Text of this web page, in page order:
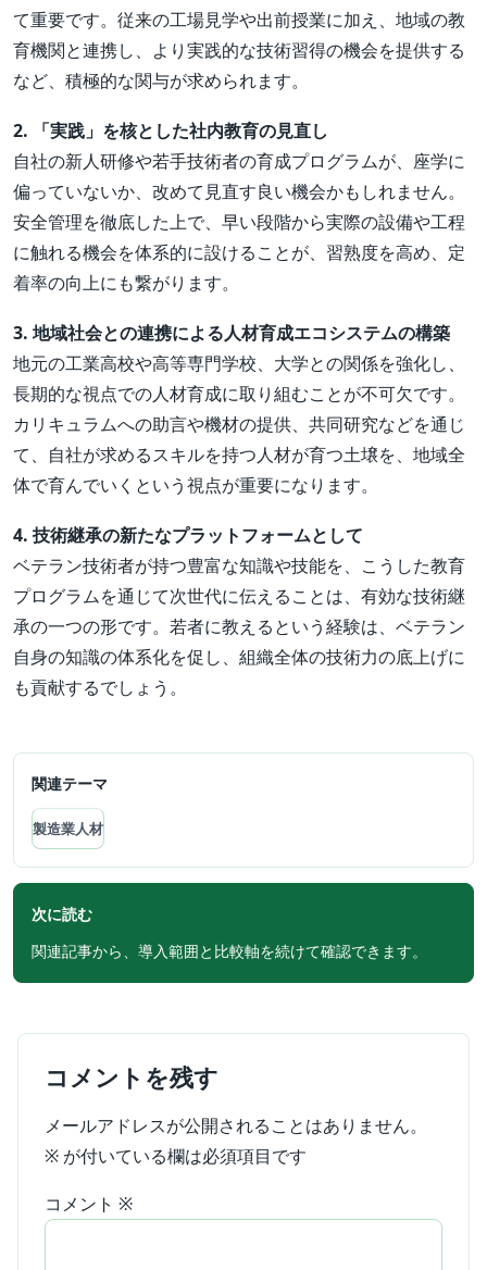
て重要です。従来の工場見学や出前授業に加え、地域の教
育機関と連携し、より実践的な技術習得の機会を提供する
など、積極的な関与が求められます。
2. 「実践」を核とした社内教育の見直し
自社の新人研修や若手技術者の育成プログラムが、座学に
偏っていないか、改めて見直す良い機会かもしれません。
安全管理を徹底した上で、早い段階から実際の設備や工程
に触れる機会を体系的に設けることが、習熟度を高め、定
着率の向上にも繋がります。
3. 地域社会との連携による人材育成エコシステムの構築
地元の工業高校や高等専門学校、大学との関係を強化し、
長期的な視点での人材育成に取り組むことが不可欠です。
カリキュラムへの助言や機材の提供、共同研究などを通じ
て、自社が求めるスキルを持つ人材が育つ土壌を、地域全
体で育んでいくという視点が重要になります。
4. 技術継承の新たなプラットフォームとして
ベテラン技術者が持つ豊富な知識や技能を、こうした教育
プログラムを通じて次世代に伝えることは、有効な技術継
承の一つの形です。若者に教えるという経験は、ベテラン
自身の知識の体系化を促し、組織全体の技術力の底上げに
も貢献するでしょう。
関連テーマ
製造業人材
次に読む
関連記事から、導入範囲と比較軸を続けて確認できます。
コメントを残す
メールアドレスが公開されることはありません。
※ が付いている欄は必須項目です
コメント ※